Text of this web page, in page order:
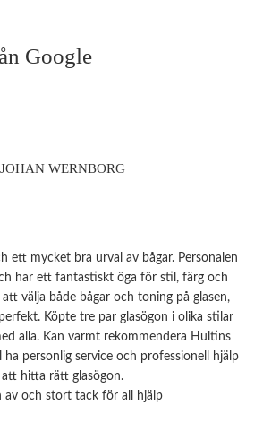
Google
JOHAN WERNBORG
ett mycket bra urval av bågar. Personalen
har ett fantastiskt öga för stil, färg och
välja både bågar och toning på glasen,
Köpte tre par glasögon i olika stilar
alla. Kan varmt rekommendera Hultins
personlig service och professionell hjälp
att hitta rätt glasögon.
av och stort tack för all hjälp